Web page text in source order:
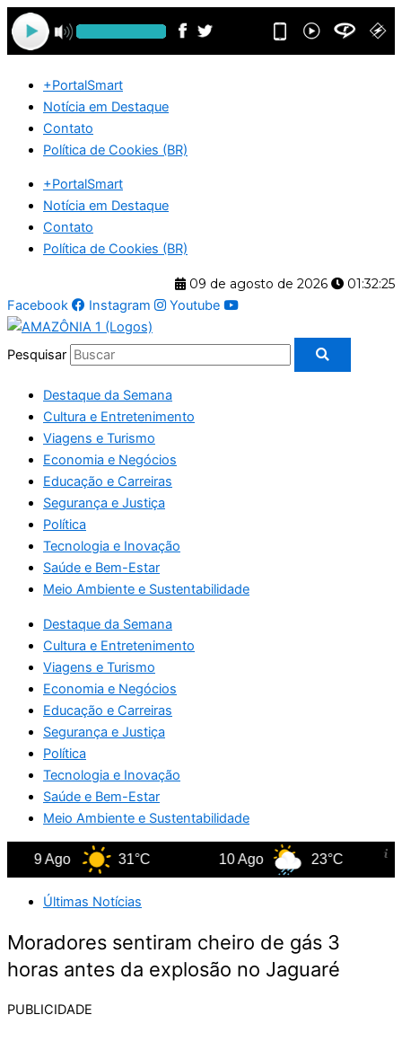
Ir
para
o
+PortalSmart
Notícia em Destaque
Contato
Política de Cookies (BR)
+PortalSmart
Notícia em Destaque
Contato
Política de Cookies (BR)
09 de agosto de 2026
01:32:26
Facebook
Instagram Youtube
Pesquisar
Destaque da Semana
Cultura e Entretenimento
Viagens e Turismo
Economia e Negócios
Educação e Carreiras
Segurança e Justiça
Política
Tecnologia e Inovação
Saúde e Bem-Estar
Meio Ambiente e Sustentabilidade
Destaque da Semana
Cultura e Entretenimento
Viagens e Turismo
Economia e Negócios
Educação e Carreiras
Segurança e Justiça
Política
Tecnologia e Inovação
Saúde e Bem-Estar
Meio Ambiente e Sustentabilidade
9 Ago 31°C 10 Ago 23°C 11
Últimas Notícias
Moradores sentiram cheiro de gás 3
horas antes da explosão no Jaguaré
PUBLICIDADE